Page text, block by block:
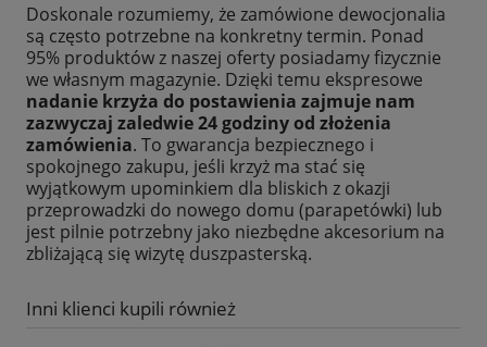
Doskonale rozumiemy, że zamówione dewocjonalia
są często potrzebne na konkretny termin. Ponad
95% produktów z naszej oferty posiadamy fizycznie
we własnym magazynie. Dzięki temu ekspresowe
nadanie krzyża do postawienia zajmuje nam
zazwyczaj zaledwie 24 godziny od złożenia
zamówienia. To gwarancja bezpiecznego i
spokojnego zakupu, jeśli krzyż ma stać się
wyjątkowym upominkiem dla bliskich z okazji
przeprowadzki do nowego domu (parapetówki) lub
jest pilnie potrzebny jako niezbędne akcesorium na
zbliżającą się wizytę duszpasterską.
Inni klienci kupili również